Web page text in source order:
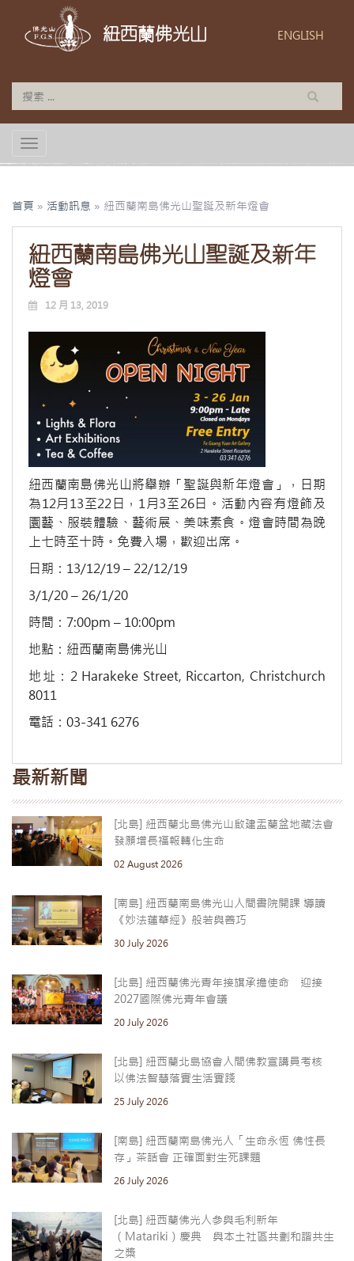
紐西蘭佛光山 ENGLISH
TOGGLE NAVIGATION
首頁 » 活動訊息 » 紐西蘭南島佛光山聖誕及新年燈會
紐西蘭南島佛光山聖誕及新年
燈會
12 月 13, 2019
紐西蘭南島佛光山將舉辦「聖誕與新年燈會」，日期
為12月13至22日，1月3至26日。活動內容有燈飾及
園藝、服裝體驗、藝術展、美味素食。燈會時間為晚
上七時至十時。免費入場，歡迎出席。
日期：13/12/19 – 22/12/19
3/1/20 – 26/1/20
時間：7:00pm – 10:00pm
地點：紐西蘭南島佛光山
地址：2 Harakeke Street, Riccarton, Christchurch
8011
電話：03-341 6276
最新新聞
[北島] 紐西蘭北島佛光山啟建盂蘭盆地藏法會
發願增長福報轉化生命
02 August 2026
[南島] 紐西蘭南島佛光山人間書院開課 導讀
《妙法蓮華經》般若與善巧
30 July 2026
[北島] 紐西蘭佛光青年接旗承擔使命 迎接
2027國際佛光青年會議
20 July 2026
[北島] 紐西蘭北島協會人間佛教宣講員考核
以佛法智慧落實生活實踐
25 July 2026
[南島] 紐西蘭南島佛光人「生命永恆 佛性長
存」茶話會 正確面對生死課題
26 July 2026
[北島] 紐西蘭佛光人參與毛利新年
（Matariki）慶典 與本土社區共劃和諧共生
之槳